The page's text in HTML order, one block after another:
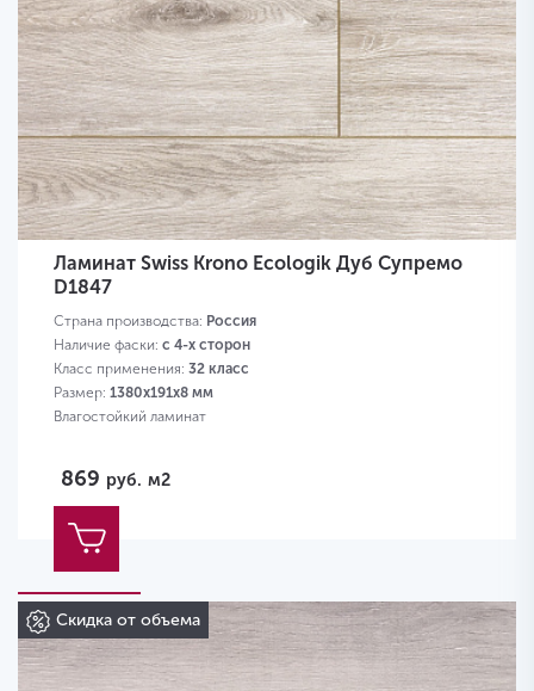
Ламинат Swiss Krono Ecologik Дуб Супремо
D1847
Страна производства: Россия
Наличие фаски: с 4-х сторон
Класс применения: 32 класс
Размер: 1380х191х8 мм
Влагостойкий ламинат
869 руб. м2
Скидка от объема